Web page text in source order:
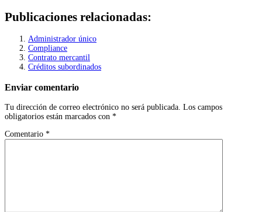
Publicaciones relacionadas:
Administrador único
Compliance
Contrato mercantil
Créditos subordinados
Enviar comentario
Tu dirección de correo electrónico no será publicada. Los campos
obligatorios están marcados con *
Comentario *